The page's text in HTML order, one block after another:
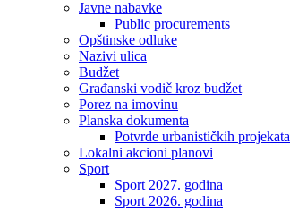
Javne nabavke
Public procurements
Opštinske odluke
Nazivi ulica
Budžet
Građanski vodič kroz budžet
Porez na imovinu
Planska dokumenta
Potvrde urbanističkih projekata
Lokalni akcioni planovi
Sport
Sport 2027. godina
Sport 2026. godina